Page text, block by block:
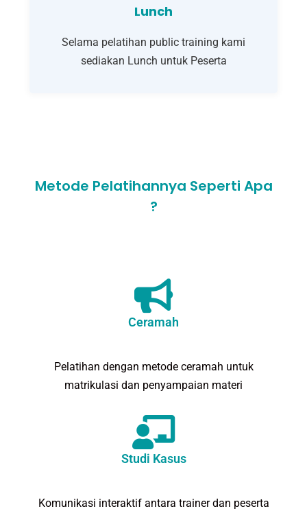
Lunch
Selama pelatihan public training kami
sediakan Lunch untuk Peserta
Metode Pelatihannya Seperti Apa
?
Ceramah
Pelatihan dengan metode ceramah untuk
matrikulasi dan penyampaian materi
Studi Kasus
Komunikasi interaktif antara trainer dan peserta